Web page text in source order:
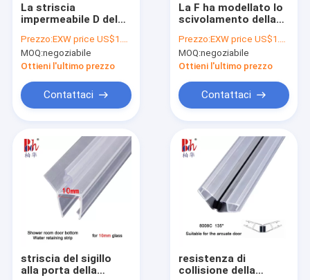
La striscia
impermeabile D del
doccia ha modellato
il materiale
trasparente antiurto
Prezzo:EXW price US$1.2 per piece
MOQ:negoziabile
Ottieni l'ultimo prezzo
Contattaci
La F ha modellato lo
scivolamento della
alla porta della
doccia
Prezzo:EXW price US$1.2 per piece
MOQ:negoziabile
Ottieni l'ultimo prezzo
Contattaci
striscia del sigillo
alla porta della
resistenza di
collisione della